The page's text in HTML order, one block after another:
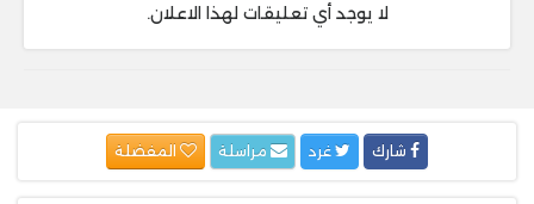
لا يوجد أي تعليقات لهذا الاعلان.
شارك غرد المفضلة